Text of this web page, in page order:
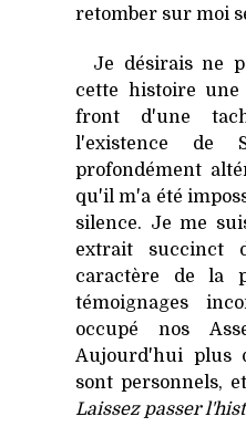
retomber sur moi
Je désirais ne
cette histoire une
front d'une
l'existence de
profondément
qu'il m'a été
silence. Je me
extrait succinct
caractère de la
témoignages
occupé nos
Aujourd'hui plus
sont personnels,
Laissez passer